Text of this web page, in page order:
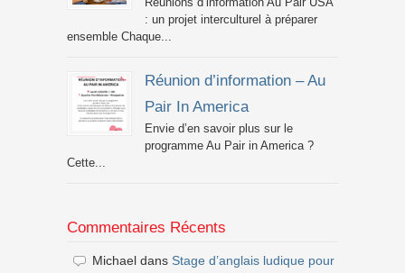
: un projet interculturel à préparer
ensemble Chaque...
Réunion d’information – Au
Pair In America
Envie d’en savoir plus sur le
programme Au Pair in America ?
Cette...
Commentaires Récents
Michael dans Stage d’anglais ludique pour